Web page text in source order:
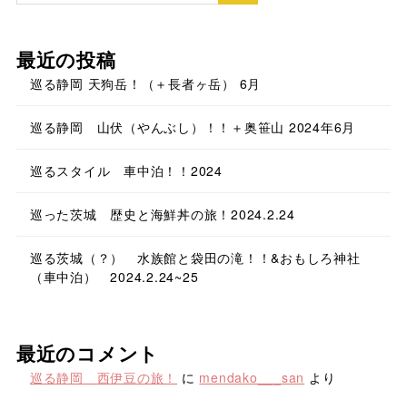
最近の投稿
巡る静岡 天狗岳！（＋長者ヶ岳） 6月
巡る静岡 山伏（やんぶし）！！＋奥笹山 2024年6月
巡るスタイル 車中泊！！2024
巡った茨城 歴史と海鮮丼の旅！2024.2.24
巡る茨城（？） 水族館と袋田の滝！！&おもしろ神社
（車中泊） 2024.2.24~25
最近のコメント
巡る静岡 西伊豆の旅！ に mendako___san より